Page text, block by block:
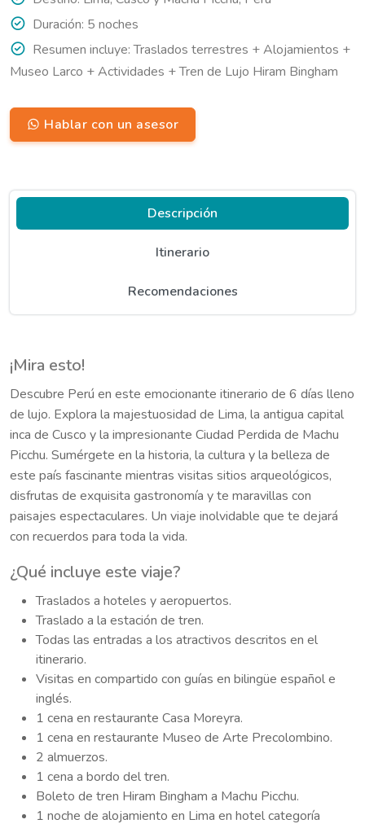
Duración: 5 noches
Resumen incluye: Traslados terrestres + Alojamientos +
Museo Larco + Actividades + Tren de Lujo Hiram Bingham
Hablar con un asesor
Descripción
Itinerario
Recomendaciones
¡Mira esto!
Descubre Perú en este emocionante itinerario de 6 días lleno
de lujo. Explora la majestuosidad de Lima, la antigua capital
inca de Cusco y la impresionante Ciudad Perdida de Machu
Picchu. Sumérgete en la historia, la cultura y la belleza de
este país fascinante mientras visitas sitios arqueológicos,
disfrutas de exquisita gastronomía y te maravillas con
paisajes espectaculares. Un viaje inolvidable que te dejará
con recuerdos para toda la vida.
¿Qué incluye este viaje?
Traslados a hoteles y aeropuertos.
Traslado a la estación de tren.
Todas las entradas a los atractivos descritos en el
itinerario.
Visitas en compartido con guías en bilingüe español e
inglés.
1 cena en restaurante Casa Moreyra.
1 cena en restaurante Museo de Arte Precolombino.
2 almuerzos.
1 cena a bordo del tren.
Boleto de tren Hiram Bingham a Machu Picchu.
1 noche de alojamiento en Lima en hotel categoría